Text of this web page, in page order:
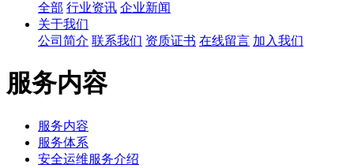
全部 行业资讯 企业新闻
关于我们
公司简介 联系我们 资质证书 在线留言 加入我们
服务内容
服务内容
服务体系
安全运维服务介绍